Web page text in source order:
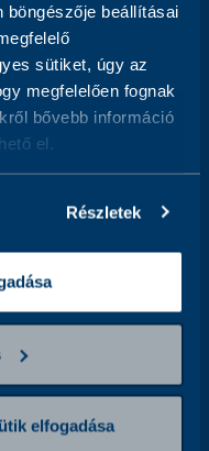
böngészője beállításai
sütiket, úgy az
megfelelően fognak
bővebb információ
el.
Részletek
elfogadása
tájékoztatót,és